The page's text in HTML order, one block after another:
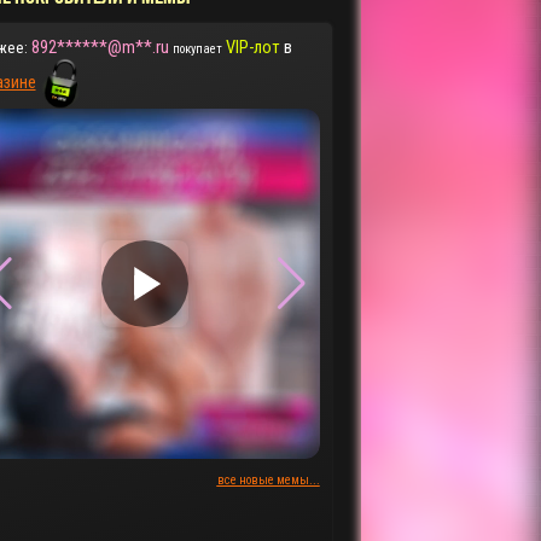
892******@m**.ru покупает VIP-лотв
▶
все новые мемы...